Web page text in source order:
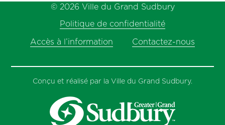
© 2026 Ville du Grand Sudbury
Politique de confidentialité
Accès à l’information Contactez-nous
Conçu et réalisé par la Ville du Grand Sudbury.